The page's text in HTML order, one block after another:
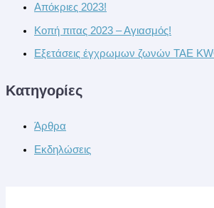
Απόκριες 2023!
Κοπή πιτας 2023 – Αγιασμός!
Eξετάσεις έγχρωμων ζωνών TAE
Kατηγορίες
Άρθρα
Εκδηλώσεις